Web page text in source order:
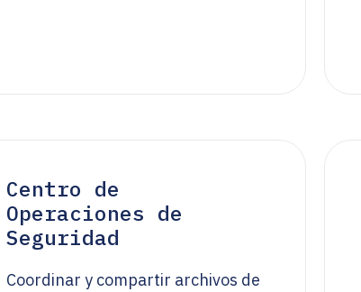
Centro de
Operaciones de
Seguridad
Coordinar y compartir archivos de